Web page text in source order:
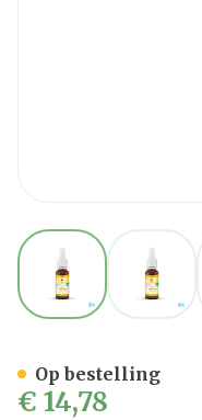
View larger image
View
€ 14,78
Op bestelling